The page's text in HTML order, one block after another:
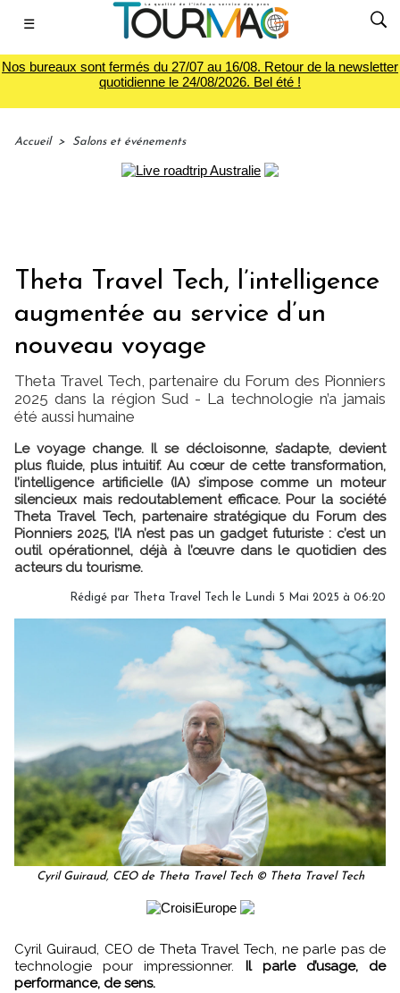
☰
Nos bureaux sont fermés du 27/07 au 16/08. Retour de la newsletter
quotidienne le 24/08/2026. Bel été !
Accueil > Salons et événements
Theta Travel Tech, l’intelligence
augmentée au service d’un
nouveau voyage
Theta Travel Tech, partenaire du Forum des Pionniers
2025 dans la région Sud - La technologie n’a jamais
été aussi humaine
Le voyage change. Il se décloisonne, s’adapte, devient
plus fluide, plus intuitif. Au cœur de cette transformation,
l’intelligence artificielle (IA) s’impose comme un moteur
silencieux mais redoutablement efficace. Pour la société
Theta Travel Tech, partenaire stratégique du Forum des
Pionniers 2025, l’IA n’est pas un gadget futuriste : c’est un
outil opérationnel, déjà à l’œuvre dans le quotidien des
acteurs du tourisme.
Rédigé par Theta Travel Tech le Lundi 5 Mai 2025 à 06:20
Cyril Guiraud, CEO de Theta Travel Tech © Theta Travel Tech
Cyril Guiraud, CEO de Theta Travel Tech, ne parle pas de
technologie pour impressionner.
Il parle d’usage, de
performance, de sens.